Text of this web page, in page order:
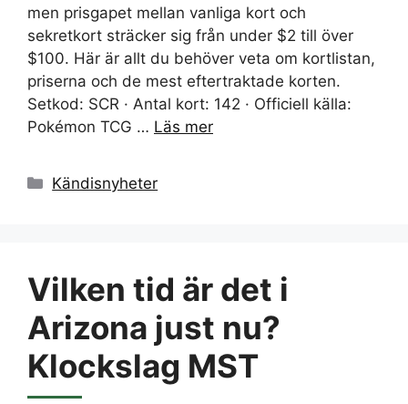
men prisgapet mellan vanliga kort och
sekretkort sträcker sig från under $2 till över
$100. Här är allt du behöver veta om kortlistan,
priserna och de mest eftertraktade korten.
Setkod: SCR · Antal kort: 142 · Officiell källa:
Pokémon TCG … Läs mer
Kategorier
Kändisnyheter
Vilken tid är det i
Arizona just nu?
Klockslag MST